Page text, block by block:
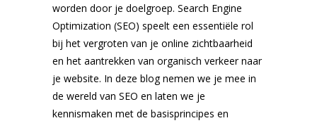
worden door je doelgroep. Search Engine
Optimization (SEO) speelt een essentiële rol
bij het vergroten van je online zichtbaarheid
en het aantrekken van organisch verkeer naar
je website. In deze blog nemen we je mee in
de wereld van SEO en laten we je
kennismaken met de basisprincipes en